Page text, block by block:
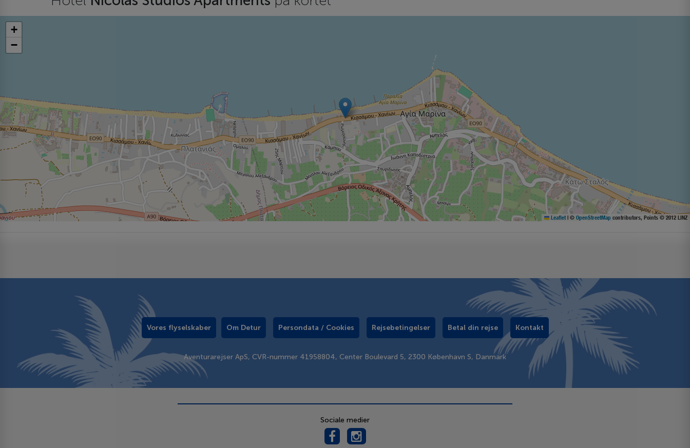
+
−
Leaflet | © OpenStreetMap contributors, Points © 2012 LINZ
Vores flyselskaber Om Detur Persondata / Cookies Rejsebetingelser Betal din rejse Kontakt
Aventurarejser ApS, CVR-nummer 41958804, Center Boulevard 5, 2300 København S, Danmark
Sociale medier